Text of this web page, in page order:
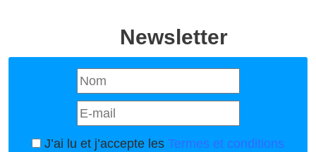
Newsletter
J’ai lu et j’accepte les Termes et conditions